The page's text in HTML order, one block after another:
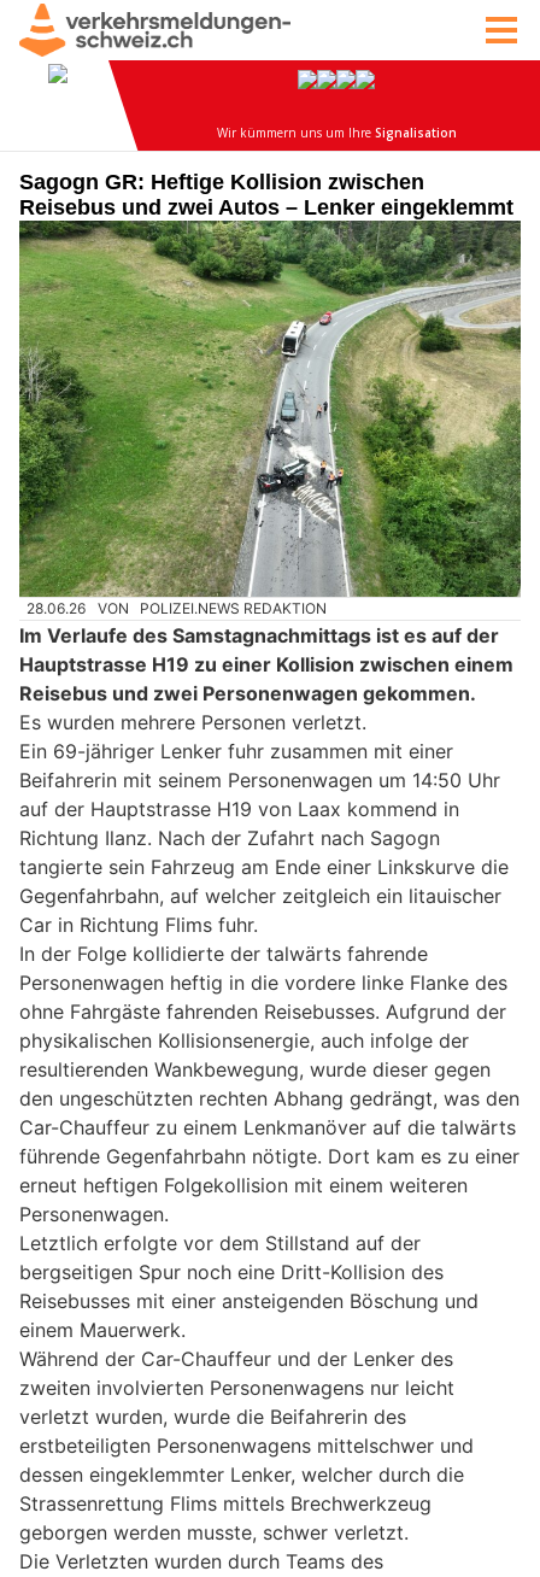
Sagogn GR: Heftige Kollision zwischen
Reisebus und zwei Autos – Lenker eingeklemmt
28.06.26 VON POLIZEI.NEWS REDAKTION
Im Verlaufe des Samstagnachmittags ist es auf der
Hauptstrasse H19 zu einer Kollision zwischen einem
Reisebus und zwei Personenwagen gekommen.
Es wurden mehrere Personen verletzt.
Ein 69-jähriger Lenker fuhr zusammen mit einer
Beifahrerin mit seinem Personenwagen um 14:50 Uhr
auf der Hauptstrasse H19 von Laax kommend in
Richtung Ilanz. Nach der Zufahrt nach Sagogn
tangierte sein Fahrzeug am Ende einer Linkskurve die
Gegenfahrbahn, auf welcher zeitgleich ein litauischer
Car in Richtung Flims fuhr.
In der Folge kollidierte der talwärts fahrende
Personenwagen heftig in die vordere linke Flanke des
ohne Fahrgäste fahrenden Reisebusses. Aufgrund der
physikalischen Kollisionsenergie, auch infolge der
resultierenden Wankbewegung, wurde dieser gegen
den ungeschützten rechten Abhang gedrängt, was den
Car-Chauffeur zu einem Lenkmanöver auf die talwärts
führende Gegenfahrbahn nötigte. Dort kam es zu einer
erneut heftigen Folgekollision mit einem weiteren
Personenwagen.
Letztlich erfolgte vor dem Stillstand auf der
bergseitigen Spur noch eine Dritt-Kollision des
Reisebusses mit einer ansteigenden Böschung und
einem Mauerwerk.
Während der Car-Chauffeur und der Lenker des
zweiten involvierten Personenwagens nur leicht
verletzt wurden, wurde die Beifahrerin des
erstbeteiligten Personenwagens mittelschwer und
dessen eingeklemmter Lenker, welcher durch die
Strassenrettung Flims mittels Brechwerkzeug
geborgen werden musste, schwer verletzt.
Die Verletzten wurden durch Teams des